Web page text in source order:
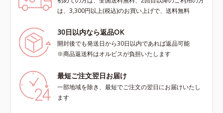
は、3,300円以上(税込)のお買い上げで、送料無料
30日以内なら返品OK
開封後でも発送日から30日以内であれば返品可能
※商品返送料はオルビスが負担いたします
最短ご注文翌日お届け
一部地域を除き、最短でご注文の翌日にお届けいたし
ます